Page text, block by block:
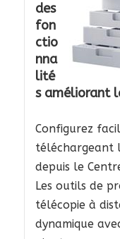
des
fon
ctio
nna
lité
s améliorant
Configurez
téléchargeant
depuis le
Les outils de
télécopie à
dynamique